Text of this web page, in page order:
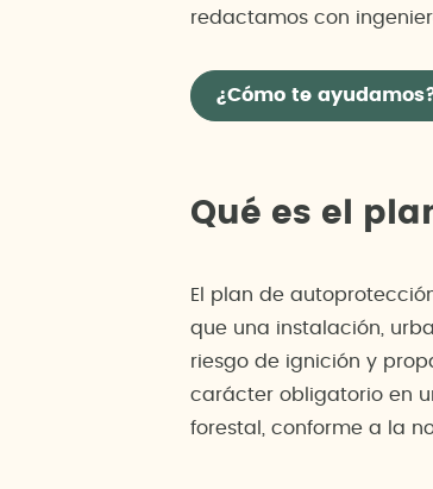
redactamos con
¿Cómo te
Qué es el
El plan de
que una instalación,
riesgo de ignición y
carácter obligatorio en
forestal, conforme a la